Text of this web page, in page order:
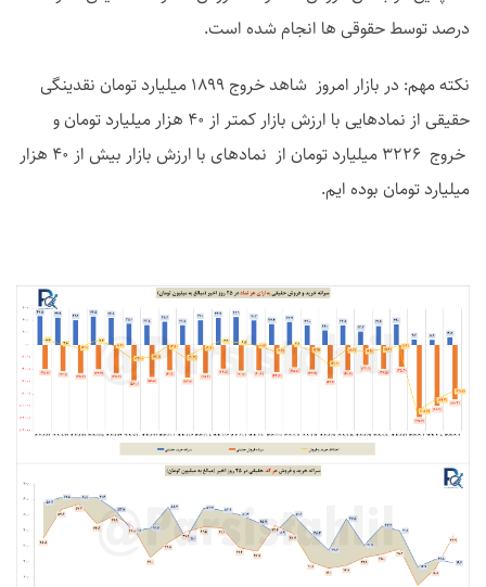
درصد توسط حقوقی ها انجام شده است.
نکته مهم: در بازار امروز شاهد خروج 1899 میلیارد تومان نقدینگی
حقیقی از نمادهایی با ارزش بازار کمتر از 40 هزار میلیارد تومان و
خروج 3226 میلیارد تومان از نمادهای با ارزش بازار بیش از 40 هزار
میلیارد تومان بوده ایم.